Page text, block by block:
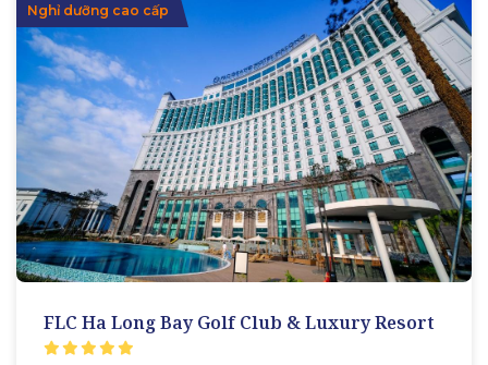
Nghỉ dưỡng cao cấp
FLC Ha Long Bay Golf Club & Luxury Resort